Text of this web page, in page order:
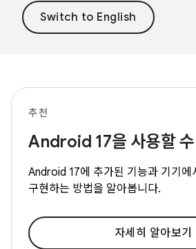
추천
Android 17을 사용할
Android 17에 추가된 기능과 기기에
구현하는 방법을 알아봅니다.
자세히 알아보기